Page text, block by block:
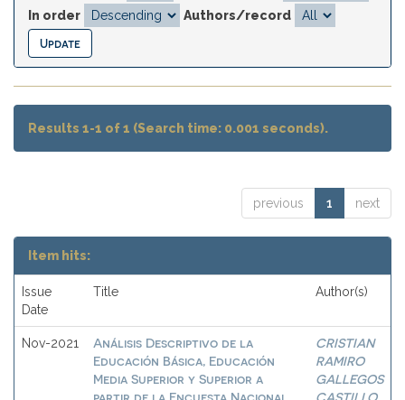
In order
Authors/record
Results 1-1 of 1 (Search time: 0.001 seconds).
previous 1 next
Item hits:
Issue
Date
Title Author(s)
Nov-2021
Análisis Descriptivo de la
Educación Básica, Educación
Media Superior y Superior a
partir de la Encuesta Nacional
CRISTIAN
RAMIRO
GALLEGOS
CASTILLO